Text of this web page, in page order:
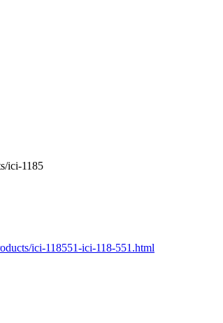
ici-1185
ici-118551-ici-118-551.html